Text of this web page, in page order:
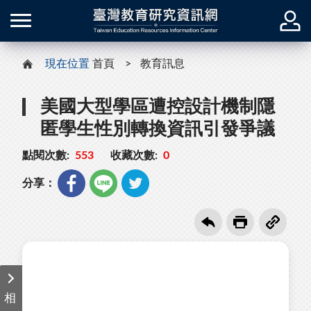
現在位置 首頁 教育訊息
美國大型學區遭控設計機制隱
匿學生性別轉換資訊引發爭議
點閱次數: 553 收藏次數: 0
分享：
相